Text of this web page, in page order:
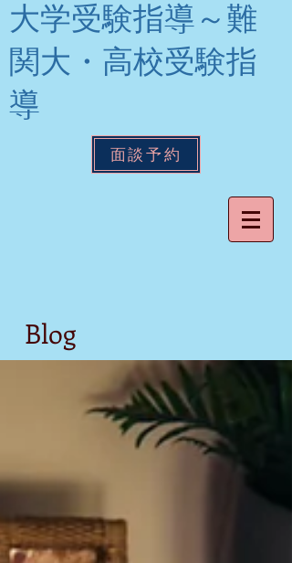
大学受験指導～難
関大・高校受験指
導
面談予約
Blog